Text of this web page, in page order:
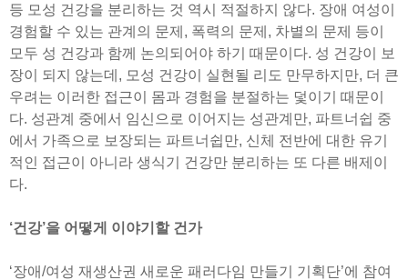
등 모성 건강을 분리하는 것 역시 적절하지 않다. 장애 여성이
경험할 수 있는 관계의 문제, 폭력의 문제, 차별의 문제 등이
모두 성 건강과 함께 논의되어야 하기 때문이다. 성 건강이 보
장이 되지 않는데, 모성 건강이 실현될 리도 만무하지만, 더 큰
우려는 이러한 접근이 몸과 경험을 분절하는 덫이기 때문이
다. 성관계 중에서 임신으로 이어지는 성관계만, 파트너쉽 중
에서 가족으로 보장되는 파트너쉽만, 신체 전반에 대한 유기
적인 접근이 아니라 생식기 건강만 분리하는 또 다른 배제이
다.
‘건강’을 어떻게 이야기할 건가
‘장애/여성 재생산권 새로운 패러다임 만들기 기획단’에 참여